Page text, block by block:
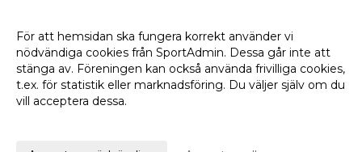
För att hemsidan ska fungera korrekt använder vi
nödvändiga cookies från SportAdmin. Dessa går inte att
stänga av. Föreningen kan också använda frivilliga cookies,
t.ex. för statistik eller marknadsföring. Du väljer själv om du
vill acceptera dessa.